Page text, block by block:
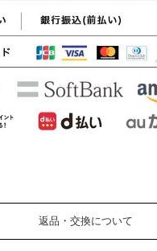
返品・交換について